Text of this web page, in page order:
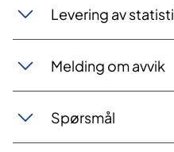
Levering av
Melding om avvik
Spørsmål